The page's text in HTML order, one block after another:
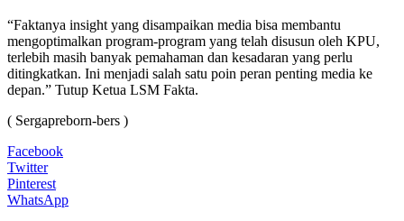
“Faktanya insight yang disampaikan media bisa membantu
mengoptimalkan program-program yang telah disusun oleh KPU,
terlebih masih banyak pemahaman dan kesadaran yang perlu
ditingkatkan. Ini menjadi salah satu poin peran penting media ke
depan.” Tutup Ketua LSM Fakta.
( Sergapreborn-bers )
Facebook
Twitter
Pinterest
WhatsApp